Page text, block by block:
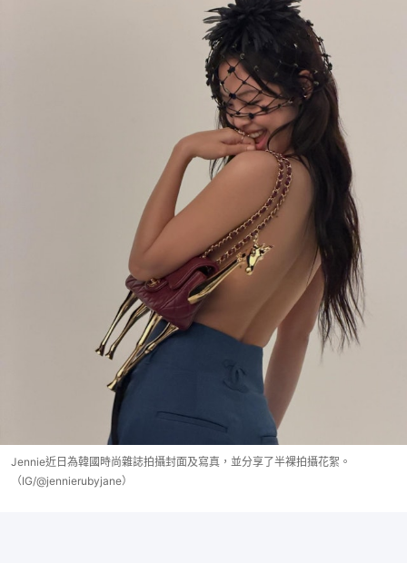
Jennie近日為韓國時尚雜誌拍攝封面及寫真，並分享了半裸拍攝花絮。
（IG/@jennierubyjane）